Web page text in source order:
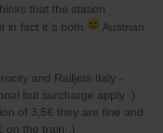
that the station
in fact it´s both
Austrian
and Railjets Italy -
but surcharge apply :)
of 3,5€ they are fine and
on the train ;)